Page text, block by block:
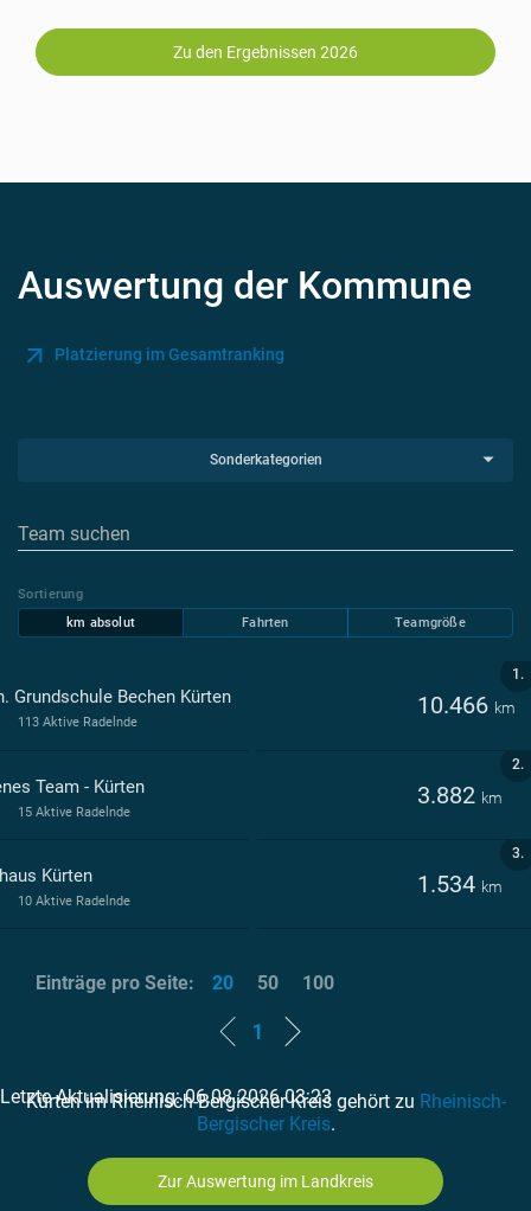
Zu den Ergebnissen 2026
Auswertung der Kommune
Platzierung im Gesamtranking
Sonderkategorien
Sortierung
km absolut
Fahrten Teamgröße
1.
Grundschule Bechen Kürten 10.466 km
113 Aktive Radelnde
2.
Team - Kürten 3.882 km
15 Aktive Radelnde
3.
Kürten 1.534 km
10 Aktive Radelnde
1
Letzte Aktualisierung: 06.08.2026 03:23
Einträge pro Seite: 20 50 100
Kürten im Rheinisch-Bergischer Kreis gehört zu Rheinisch-
Bergischer Kreis.
Zur Auswertung im Landkreis